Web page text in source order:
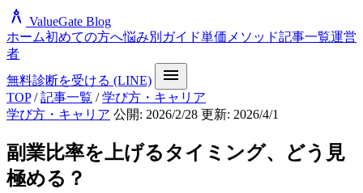
architecture ValueGate Blog
ホーム初めての方へ悩み別ガイド単価メソッド記事一覧運営
者
無料診断を受ける (LINE)
menu
TOP / 記事一覧 / 学び方・キャリア
学び方・キャリア 公開: 2026/2/28 更新: 2026/4/1
副業比率を上げるタイミング、どう見
極める？